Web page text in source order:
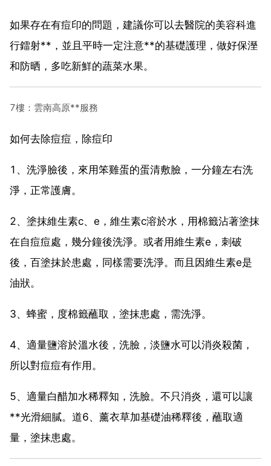
如果存在有痘印的問題，建議你可以去醫院的美容科進
行鐳射**，並且平時一定注意**的基礎護理，做好保溼
和防晒，多吃新鮮的蔬菜水果。
7樓：雲南高原**服務
如何去除痘痘，除痘印
1、洗淨臉後，來用笨雞蛋的蛋清敷臉，一分鐘左右洗
淨，正常護膚。
2、塗抹維生素c、e，維生素c溶於水，用棉籤沾著塗抹
在自痘痘處，幾分鐘後洗淨。或者用維生素e，刺破
後，百塗抹於患處，同樣需要洗淨。而且因維生素e是
油狀。
3、蜂蜜，度棉籤蘸取，塗抹患處，需洗淨。
4、適量鹽溶於溫水後，洗臉，淡鹽水可以消炎殺菌，
所以對痘痘有作用。
5、適量白醋加水稀釋知，洗臉。不只消炎，還可以讓
**光滑細膩。道6、薰衣草加基礎油稀釋後，蘸取適
量，塗抹患處。